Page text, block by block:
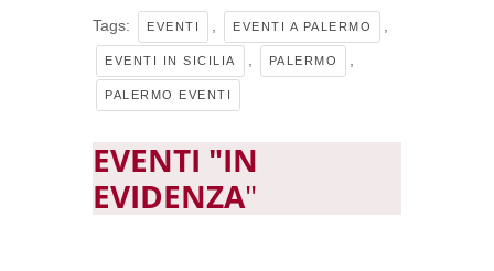
Tags: EVENTI EVENTI A PALERMO
EVENTI IN SICILIA PALERMO
PALERMO EVENTI
EVENTI "IN
EVIDENZA"